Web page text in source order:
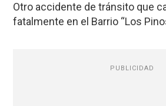
Otro accidente de tránsito que
fatalmente en el Barrio “Los
PUBLICIDAD